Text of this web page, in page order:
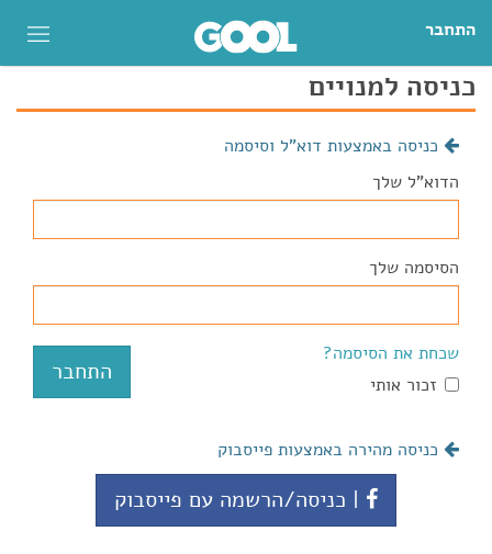
התחבר
כניסה למנויים
כניסה באמצעות דוא"ל וסיסמה
הדוא"ל שלך
הסיסמה שלך
שכחת את הסיסמה?
זכור אותי
כניסה מהירה באמצעות פייסבוק
| כניסה/הרשמה עם פייסבוק